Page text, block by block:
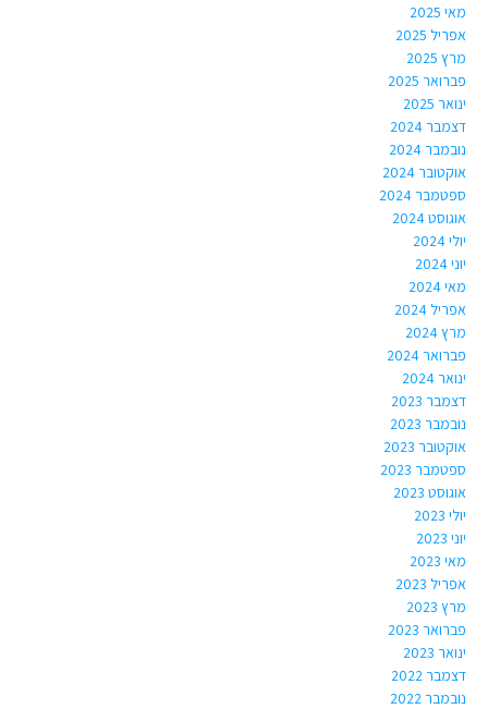
מאי 2025
אפריל 2025
מרץ 2025
פברואר 2025
ינואר 2025
דצמבר 2024
נובמבר 2024
אוקטובר 2024
ספטמבר 2024
אוגוסט 2024
יולי 2024
יוני 2024
מאי 2024
אפריל 2024
מרץ 2024
פברואר 2024
ינואר 2024
דצמבר 2023
נובמבר 2023
אוקטובר 2023
ספטמבר 2023
אוגוסט 2023
יולי 2023
יוני 2023
מאי 2023
אפריל 2023
מרץ 2023
פברואר 2023
ינואר 2023
דצמבר 2022
נובמבר 2022